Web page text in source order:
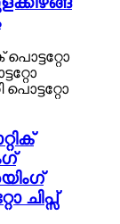
ചിപ്സ്